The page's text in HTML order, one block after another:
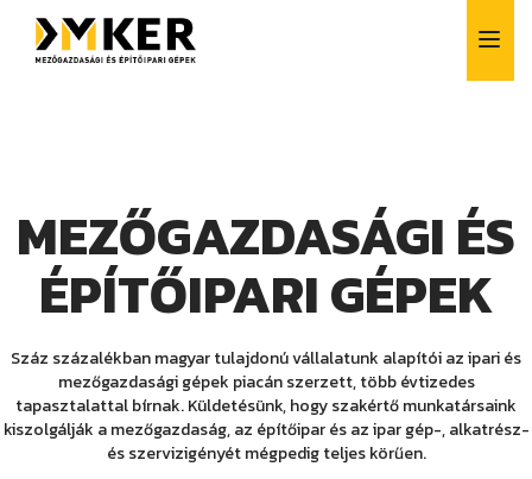
Bérlés
Finanszírozás
Szerviz
Vásárlás előtti tanácsadás
MEZŐGAZDASÁGI ÉS
ÉPÍTŐIPARI GÉPEK
Száz százalékban magyar tulajdonú vállalatunk alapítói az ipari és
mezőgazdasági gépek piacán szerzett, több évtizedes
tapasztalattal bírnak. Küldetésünk, hogy szakértő munkatársaink
kiszolgálják a mezőgazdaság, az építőipar és az ipar gép-, alkatrész-
és szervizigényét mégpedig teljes körűen.